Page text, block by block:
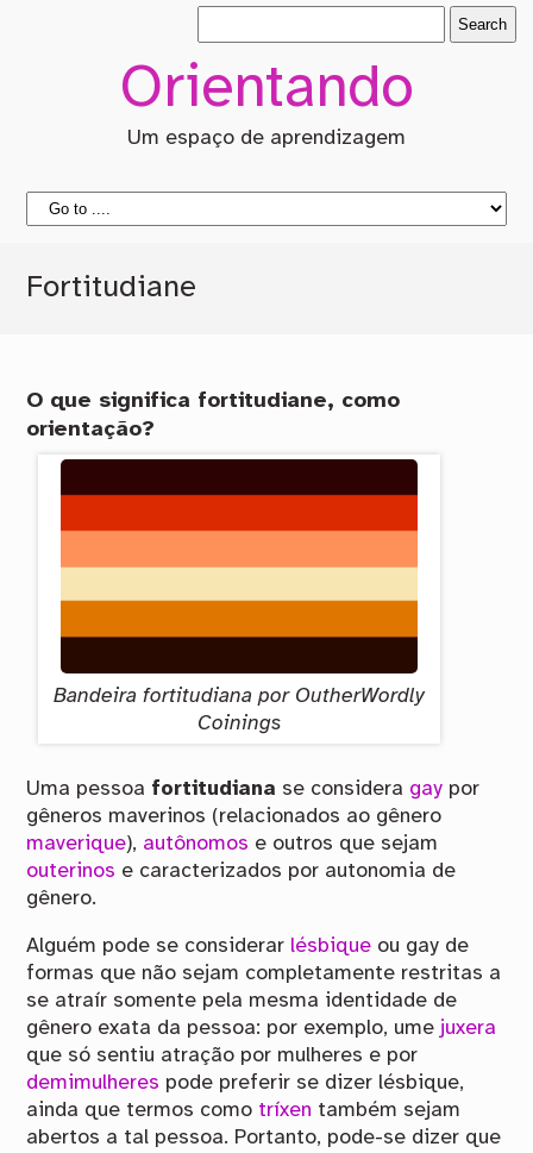
Orientando
Um espaço de aprendizagem
Fortitudiane
O que significa fortitudiane, como
orientação?
Bandeira fortitudiana por OutherWordly
Coinings
Uma pessoa fortitudiana se considera gay por
gêneros maverinos (relacionados ao gênero
maverique), autônomos e outros que sejam
outerinos e caracterizados por autonomia de
gênero.
Alguém pode se considerar lésbique ou gay de
formas que não sejam completamente restritas a
se atraír somente pela mesma identidade de
gênero exata da pessoa: por exemplo, ume juxera
que só sentiu atração por mulheres e por
demimulheres pode preferir se dizer lésbique,
ainda que termos como tríxen também sejam
abertos a tal pessoa. Portanto, pode-se dizer que